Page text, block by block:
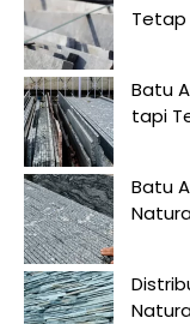
Tetap
Batu
tapi
Batu